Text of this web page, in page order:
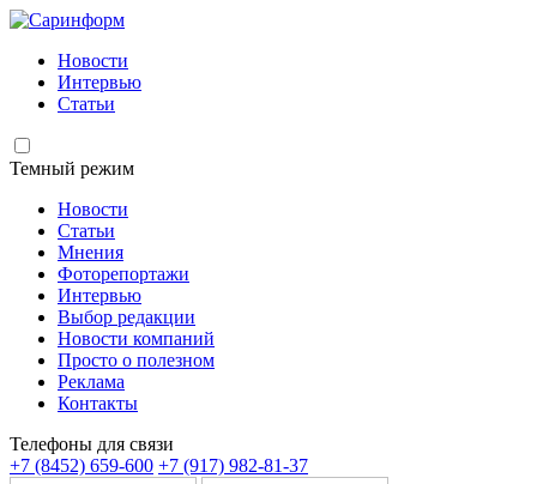
Новости
Интервью
Статьи
Темный режим
Новости
Статьи
Мнения
Фоторепортажи
Интервью
Выбор редакции
Новости компаний
Просто о полезном
Реклама
Контакты
Телефоны для связи
+7 (8452) 659-600 +7 (917) 982-81-37